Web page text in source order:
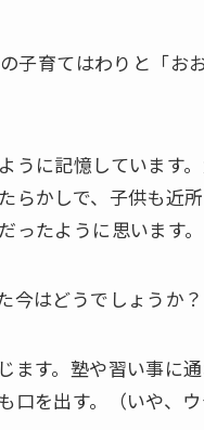
子育てはわりと「お
うに記憶しています
かしで、子供も近
たように思います。
今はどうでしょうか？
す。塾や習い事に
を出す。（いや、